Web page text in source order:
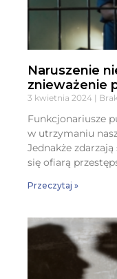
Naruszenie
znieważenie
3 kwietnia 2024
Funkcjonariusze
w utrzymaniu
Jednakże
się ofiarą
Przeczytaj »